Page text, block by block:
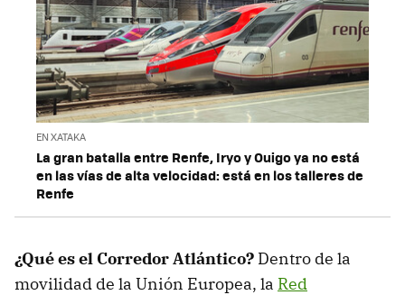
EN XATAKA
La gran batalla entre Renfe, Iryo y Ouigo ya no está
en las vías de alta velocidad: está en los talleres de
Renfe
¿Qué es el Corredor Atlántico? Dentro de la
movilidad de la Unión Europea, la Red